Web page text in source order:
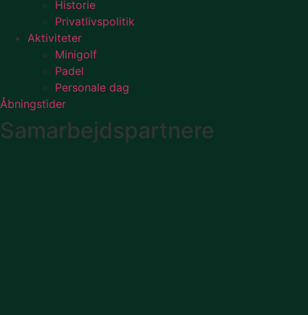
Historie
Privatlivspolitik
Aktiviteter
Minigolf
Padel
Personale dag
Åbningstider
Samarbejdspartnere